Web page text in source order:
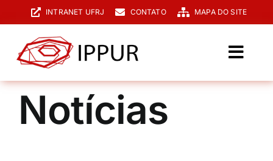
para
conteúdo
INTRANET UFRJ CONTATO MAPA DO SITE
O IPPUR
Graduação
Notícias